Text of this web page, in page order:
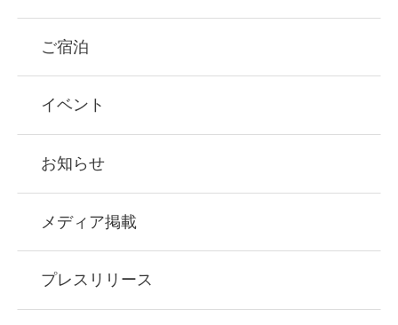
ご宿泊
イベント
お知らせ
メディア掲載
プレスリリース